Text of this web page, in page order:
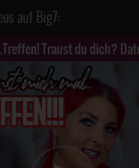
auf Big7:
Traust du dich?